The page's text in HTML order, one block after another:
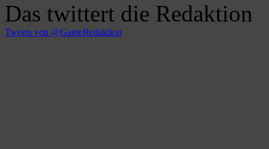
Das twittert die Redaktion
Tweets von @GameRedaktion